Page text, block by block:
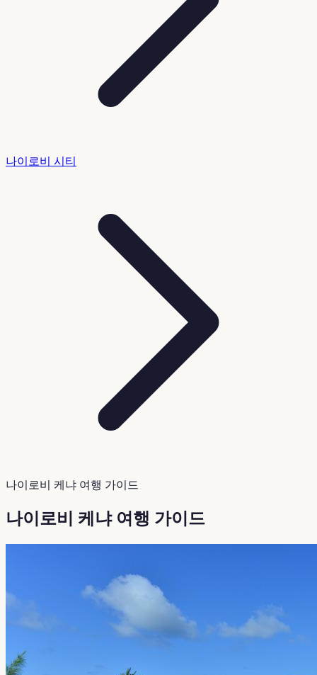
나이로비 시티
나이로비 케냐 여행 가이드
나이로비 케냐 여행 가이드